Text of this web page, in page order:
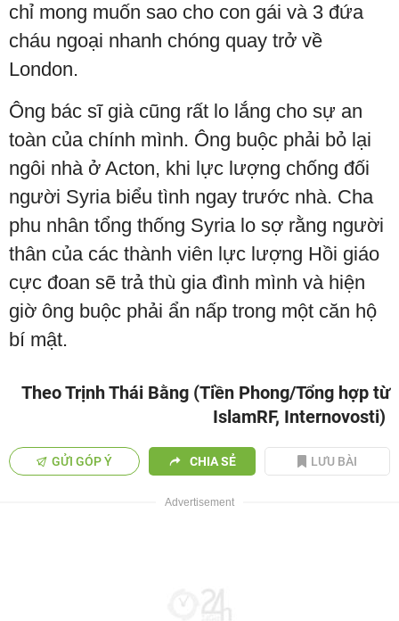
chỉ mong muốn sao cho con gái và 3 đứa
cháu ngoại nhanh chóng quay trở về
London.
Ông bác sĩ già cũng rất lo lắng cho sự an
toàn của chính mình. Ông buộc phải bỏ lại
ngôi nhà ở Acton, khi lực lượng chống đối
người Syria biểu tình ngay trước nhà. Cha
phu nhân tổng thống Syria lo sợ rằng người
thân của các thành viên lực lượng Hồi giáo
cực đoan sẽ trả thù gia đình mình và hiện
giờ ông buộc phải ẩn nấp trong một căn hộ
bí mật.
Theo Trịnh Thái Bằng (Tiền Phong/Tổng hợp từ
IslamRF, Internovosti)
GỬI GÓP Ý CHIA SẺ LƯU BÀI